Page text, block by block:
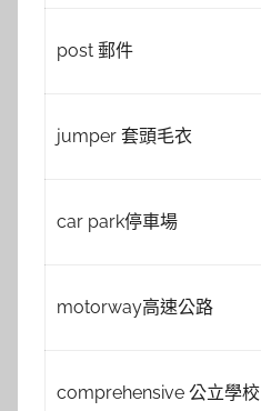
post 郵件
jumper 套頭毛衣
car park停車場
motorway高速公路
comprehensive 公立學校